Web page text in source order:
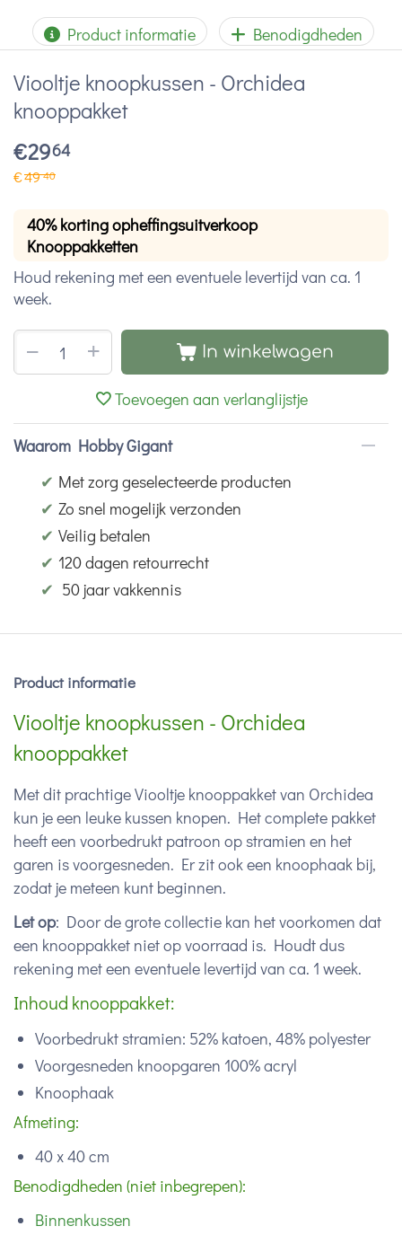
Product informatie Benodigdheden
Viooltje knoopkussen - Orchidea
knooppakket
€2964
€4940
40% korting opheffingsuitverkoop
Knooppakketten
Houd rekening met een eventuele levertijd van ca. 1
week.
+
− In winkelwagen
Toevoegen aan verlanglijstje
Waarom Hobby Gigant
✔ Met zorg geselecteerde producten
✔ Zo snel mogelijk verzonden
✔ Veilig betalen
✔ 120 dagen retourrecht
✔ 50 jaar vakkennis
Product informatie
Viooltje knoopkussen - Orchidea
knooppakket
Met dit prachtige Viooltje knooppakket van Orchidea
kun je een leuke kussen knopen. Het complete pakket
heeft een voorbedrukt patroon op stramien en het
garen is voorgesneden. Er zit ook een knoophaak bij,
zodat je meteen kunt beginnen.
Let op: Door de grote collectie kan het voorkomen dat
een knooppakket niet op voorraad is. Houdt dus
rekening met een eventuele levertijd van ca. 1 week.
Inhoud knooppakket:
Voorbedrukt stramien: 52% katoen, 48% polyester
Voorgesneden knoopgaren 100% acryl
Knoophaak
Afmeting:
40 x 40 cm
Benodigdheden (niet inbegrepen):
Binnenkussen